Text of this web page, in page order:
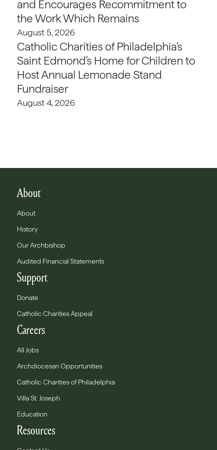
and Encourages Recommitment to
the Work Which Remains
August 5, 2026
Catholic Charities of Philadelphia’s
Saint Edmond’s Home for Children to
Host Annual Lemonade Stand
Fundraiser
August 4, 2026
About
About
History
Our Archbishop
Audited Financial Statements
Support
Donate
Catholic Charities Appeal
Careers
All Jobs
Archdiocesan Opportunities
Catholic Charities of Philadelphia
Villa St. Joseph
Education
Resources